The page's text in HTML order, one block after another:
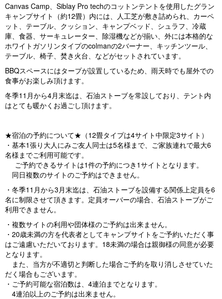
Canvas Camp、Siblay Pro techのコットンテントを使用したグラン
キャンプサイト（約12畳）内には、人工芝が敷き詰められ、カーペ
ット、テーブル、クッション、キャンプベッド、シュラフ、冷蔵
庫、食器、サーキュレーター、除湿機などが揃い、外には本格的な
ホワイトガソリンタイプのcolmanの2バーナー、キッチンツール、
テーブル、椅子、焚き火台、などがセットされています。
BBQスペースにはタープが設置しているため、雨天時でも屋外での
食事がお楽しみ頂けます。
冬季11月から4月末迄は、石油ストーブを常設しており、テント内
はとても暖かくお過ごし頂けます。
★宿泊の予約について★（12畳タイプは4サイト中限定3サイト）
・基本1張り大人にみご友人同士は5名様まで、ご家族連れで最大6
名様までご利用可能です。
ご予約できるサイトは1件の予約につき1サイトとなります。
同日複数のサイトのご予約はできません。
・冬季11月から3月末迄は、石油ストーブを設備する関係上定員を6
名に制限させて頂きます。定員オーバーの場合、石油ストーブがご
利用できません。
・複数サイトの利用や団体様のご予約は出来ません。
・20歳未満の方を代表者としてキャンプサイトをご予約いただく事
はご遠慮いただいております。18未満の場合は親御様の同意が必要
となります。
また、当方が不適切と判断した場合ご予約を取り消しさせていた
だく場合もございます。
・ご予約可能な宿泊数は、4連泊までとなります。
4連泊以上のご予約は出来ません。